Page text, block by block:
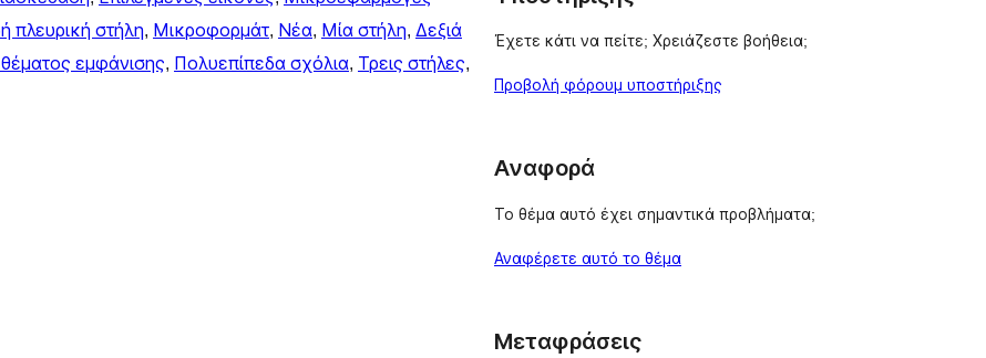
πλευρική στήλη, Μικροφορμάτ, Νέα, Μία στήλη, Δεξιά
εμφάνισης, Πολυεπίπεδα σχόλια, Τρεις στήλες
Έχετε κάτι να πείτε; Χρειάζεστε βοήθεια;
Προβολή φόρουμ υποστήριξης
Αναφορά
Το θέμα αυτό έχει σημαντικά προβλήματα;
Αναφέρετε αυτό το θέμα
Μεταφράσεις